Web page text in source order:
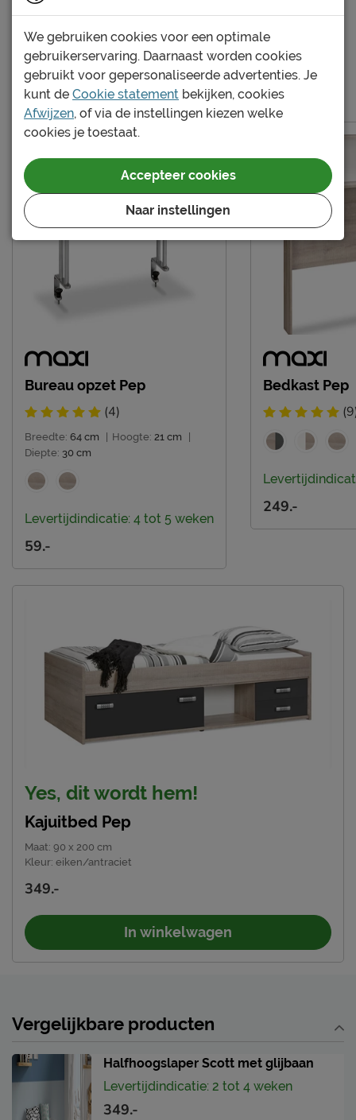
Uitvoering
bedbodem
Kleur
eiken/antraciet
Materiaal
spaanplaat melamine
Materiaal poten
hout
Type bed
Goed om te weten
Onderhoud
Afnemen met een vochtig
doekje
Montage
spiraalbodem worden
Leveranciersinformatie
Naam Beter Bed B.V.
Locatie
Postbus 716, 5400 AS,
Emailadres
info@beterbed.nl
Pep kajuitbed pakket 3
Meer van de serie Pep
Bureau opzet Pep
(4)
Breedte: 64 cm | Hoogte: 21 cm
|
Diepte: 30 cm
Levertijdindicatie: 4 tot 5 weken
59.-
Bedkast Pep
249.-
Yes, dit wordt hem!
Kajuitbed Pep
Maat: 90 x 200 cm
Kleur: eiken/antraciet
349.-
In winkelwagen
Vergelijkbare producten
Halfhoogslaper Scott met glijbaan
Levertijdindicatie: 2 tot 4 weken
349.-
We gebruiken cookies voor een optimale
gebruikerservaring. Daarnaast worden cookies
gebruikt voor gepersonaliseerde advertenties. Je
kunt de Cookie statement bekijken, cookies
Afwijzen, of via de instellingen kiezen welke
cookies je toestaat.
Naar instellingen
Accepteer cookies